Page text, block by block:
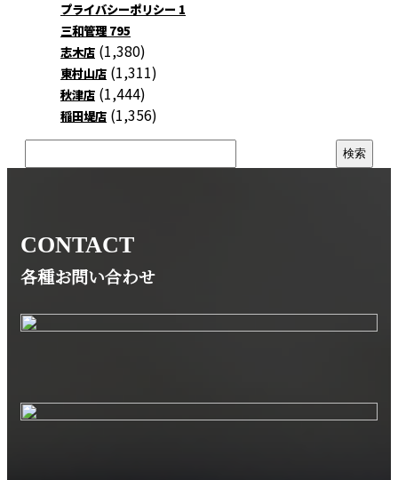
プライバシーポリシー 1
三和管理 795
志木店 (1,380)
東村山店 (1,311)
秋津店 (1,444)
稲田堤店 (1,356)
CONTACT
各種お問い合わせ